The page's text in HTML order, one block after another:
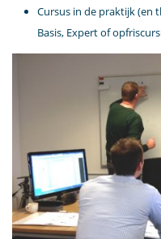
Cursus in de praktijk (en
Basis, Expert of